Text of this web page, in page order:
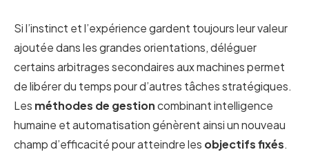
Si l’instinct et l’expérience gardent toujours leur valeur
ajoutée dans les grandes orientations, déléguer
certains arbitrages secondaires aux machines permet
de libérer du temps pour d’autres tâches stratégiques.
Les méthodes de gestioncombinant intelligence
humaine et automatisation génèrent ainsi un nouveau
champ d’efficacité pour atteindre les objectifs fixés.